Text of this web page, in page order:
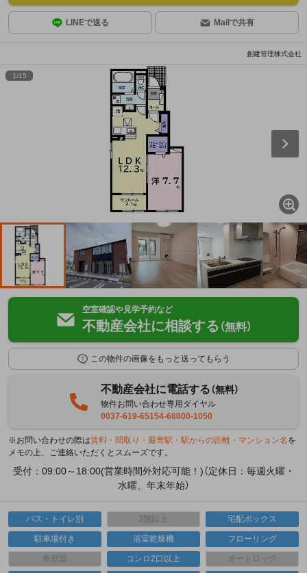
LINEで送る Mailで共有
創建管理株式会社
1/15
空室確認や見学予約など
不動産会社に相談する （無料）
この物件の画像をもっと送ってもらう
不動産会社に電話する（無料）
物件お問い合わせ専用ダイヤル
0037-619-65154-68800-1050
※お問い合わせの際は賃料・間取り・最寄駅・駅からの距離・マンション名 を
メモの上、ご連絡いただくとスムーズです。
受付：09:00～18:00(営業時間外対応可能！)（定休日：毎週火曜・
水曜、年末年始）
バス・トイレ別 2階以上 宅配ボックス
駐車場付き 浴室乾燥機 フローリング
角部屋 コンロ2口以上 オートロック